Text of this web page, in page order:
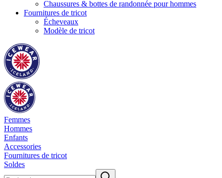
Chaussures & bottes de randonnée pour hommes
Fournitures de tricot
Écheveaux
Modèle de tricot
Femmes
Hommes
Enfants
Accessories
Fournitures de tricot
Soldes